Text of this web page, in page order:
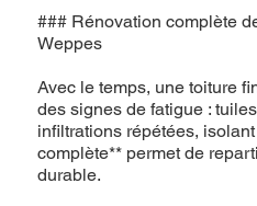
### Rénovation complète
Weppes
Avec le temps, une toiture
des signes de fatigue :
infiltrations répétées,
complète** permet de
durable.